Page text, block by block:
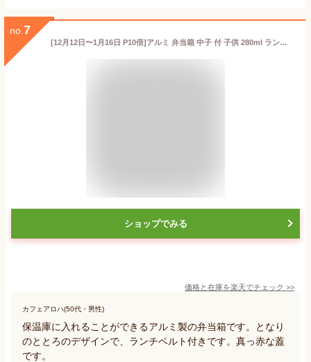
no. 7
[12月12日〜1月16日 P10倍]アルミ 弁当箱 中子 付 子供 280ml ランチベルト 付き 保温庫 対応 スケーター skater NALB3 となりのトトロ メイ totoro スタジオジブリ 女性【アルミランチボックス キッズ お弁当箱 ランチ お弁当 入園 かわいい】
ショップでみる
価格と在庫を楽天でチェック >>
カフェアロハ(50代・男性)
保温庫に入れることができるアルミ製の弁当箱です。となり
のととろのデザインで、ランチベルト付きです。真っ赤な蓋
です。